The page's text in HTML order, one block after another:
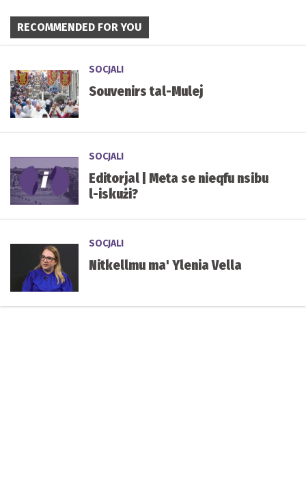
RECOMMENDED FOR YOU
SOCJALI
Souvenirs tal-Mulej
SOCJALI
Editorjal | Meta se nieqfu nsibu
l-iskużi?
SOCJALI
Nitkellmu ma' Ylenia Vella